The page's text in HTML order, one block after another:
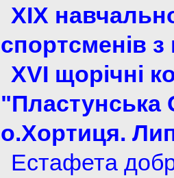
XIX
спортсменів
XVI щорічні
"Пластунська
о.Хортиця.
Естафета